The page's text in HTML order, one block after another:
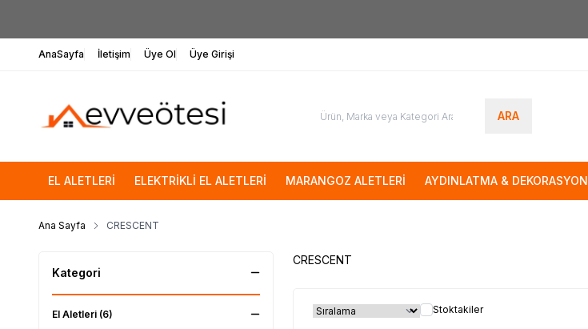
AnaSayfa İletişim Üye Ol Üye Girişi
ARA
EL ALETLERİ ELEKTRİKLİ EL ALETLERİ MARANGOZ ALETLERİ AYDINLATMA & DEKORASYON
Ana Sayfa CRESCENT
Kategori
El Aletleri (6)
CRESCENT
Stoktakiler